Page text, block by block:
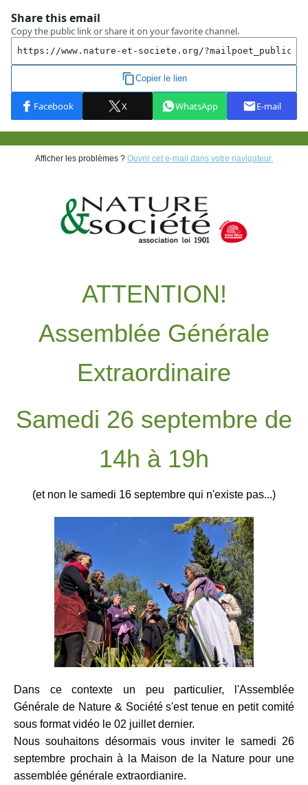
Afficher les problèmes ? Ouvrir cet e-mail dans votre navigateur.
ATTENTION!
Assemblée Générale
Extraordinaire
Samedi 26 septembre de
14h à 19h
(et non le samedi 16 septembre qui n'existe pas...)
Dans ce contexte un peu particulier, l'Assemblée
Générale de Nature & Société s'est tenue en petit comité
sous format vidéo le 02 juillet dernier.
Nous souhaitons désormais vous inviter le samedi 26
septembre prochain à la Maison de la Nature pour une
assemblée générale extraordianire.